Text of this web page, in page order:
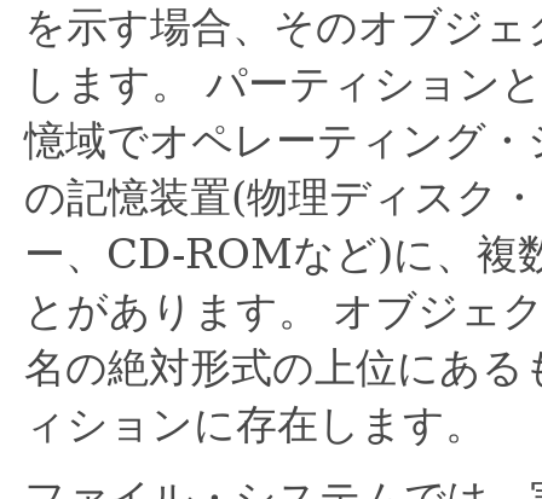
を示す場合、そのオブジェ
します。
パーティション
憶域でオペレーティング
の記憶装置(物理ディスク
ー、CD-ROMなど)に、複
とがあります。
オブジェ
名の絶対形式の上位にある
ィションに存在します。